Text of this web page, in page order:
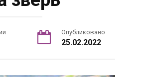
Опубликовано
25.02.2022